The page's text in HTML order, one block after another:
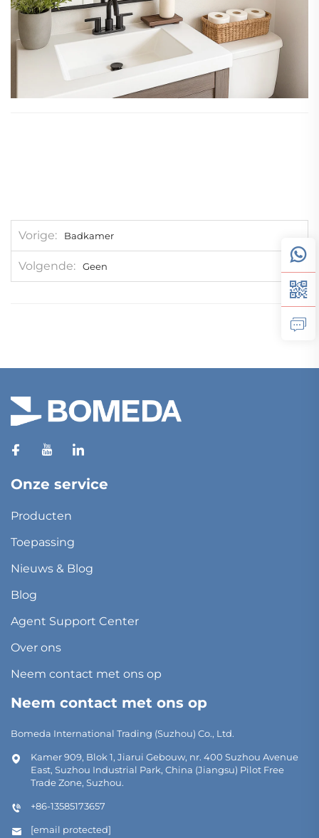
Vorige Badkamer
Volgende Geen
Onze service
Producten
Toepassing
Nieuws & Blog
Blog
Agent Support Center
Over ons
Neem contact met ons op
Neem contact met ons op
Bomeda International Trading (Suzhou) Co., Ltd.
Kamer 909, Blok 1, Jiarui Gebouw, nr. 400 Suzhou Avenue
East, Suzhou Industrial Park, China (Jiangsu) Pilot Free
Trade Zone, Suzhou.
+86-13585173657
[email protected]